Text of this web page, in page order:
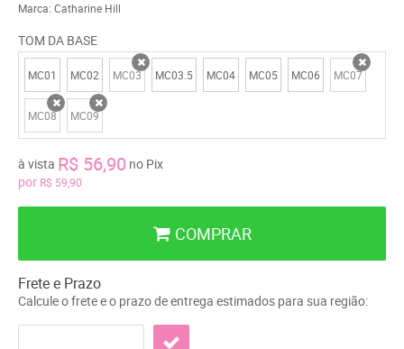
Marca: Catharine Hill
TOM DA BASE
MC01 MC02 MC03
x MC03.5 MC04 MC05 MC06 MC07
x
MC08
x MC09
x
por R$ 59,90
à vista R$ 56,90 no Pix
COMPRAR
Frete e Prazo
Calcule o frete e o prazo de entrega estimados para sua região: